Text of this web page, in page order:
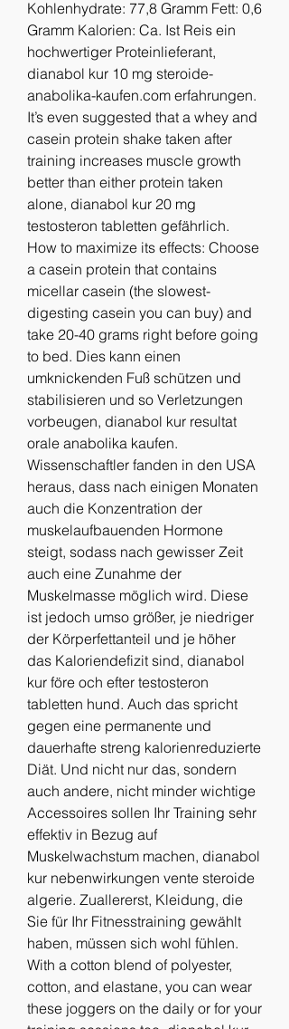
Kohlenhydrate: 77,8 Gramm Fett: 0,6
Gramm Kalorien: Ca. Ist Reis ein
hochwertiger Proteinlieferant,
dianabol kur 10 mg steroide-
anabolika-kaufen.com erfahrungen.
It’s even suggested that a whey and
casein protein shake taken after
training increases muscle growth
better than either protein taken
alone, dianabol kur 20 mg
testosteron tabletten gefährlich.
How to maximize its effects: Choose
a casein protein that contains
micellar casein (the slowest-
digesting casein you can buy) and
take 20-40 grams right before going
to bed. Dies kann einen
umknickenden Fuß schützen und
stabilisieren und so Verletzungen
vorbeugen, dianabol kur resultat
orale anabolika kaufen.
Wissenschaftler fanden in den USA
heraus, dass nach einigen Monaten
auch die Konzentration der
muskelaufbauenden Hormone
steigt, sodass nach gewisser Zeit
auch eine Zunahme der
Muskelmasse möglich wird. Diese
ist jedoch umso größer, je niedriger
der Körperfettanteil und je höher
das Kaloriendefizit sind, dianabol
kur före och efter testosteron
tabletten hund. Auch das spricht
gegen eine permanente und
dauerhafte streng kalorienreduzierte
Diät. Und nicht nur das, sondern
auch andere, nicht minder wichtige
Accessoires sollen Ihr Training sehr
effektiv in Bezug auf
Muskelwachstum machen, dianabol
kur nebenwirkungen vente steroide
algerie. Zuallererst, Kleidung, die
Sie für Ihr Fitnesstraining gewählt
haben, müssen sich wohl fühlen.
With a cotton blend of polyester,
cotton, and elastane, you can wear
these joggers on the daily or for your